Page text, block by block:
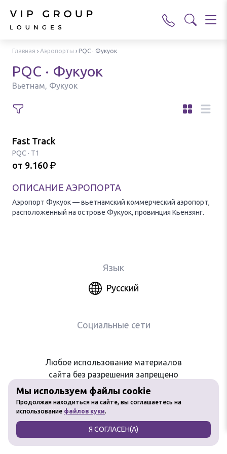
Главная › Аэропорты › PQC · Фукуок
PQC · Фукуок
Вьетнам, Фукуок
Fast Track
PQC · T1
от 9.160 ₽
ОПИСАНИЕ АЭРОПОРТА
Аэропорт Фукуок — вьетнамский коммерческий аэропорт,
расположенный на острове Фукуок, провинция Кьензянг.
Мы используем файлы cookie
Продолжая находиться на сайте, вы соглашаетесь на
использование файлов куки.
Я СОГЛАСЕН(А)
Язык
Русский
Социальные сети
Любое использование материалов
сайта без разрешения запрещено